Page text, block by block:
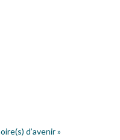
d’avenir »